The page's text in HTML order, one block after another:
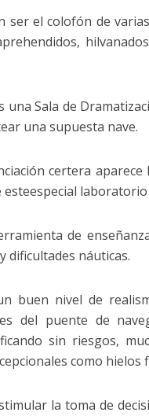
ser el colofón de
una Sala de
una supuesta nave.
certera
de
dificultades náuticas.
buen nivel de
del puente de
sin riesgos,
como hielos
la toma de